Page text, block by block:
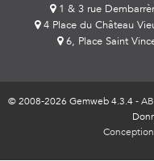
1 & 3 rue
4 Place du Château
6, Place Saint
© 2008-2026 Gemweb 4.3.4-